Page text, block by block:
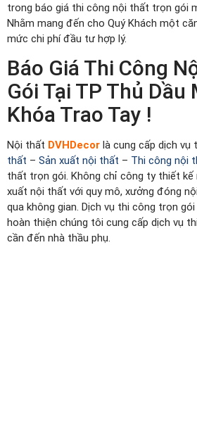
trong báo giá thi công nội thất trọn gói
Nhằm mang đến cho Quý Khách một
mức chi phí đầu tư hợp lý.
Báo Giá Thi Công
Gói Tại TP Thủ Dầu
Khóa Trao Tay !
Nội thất DVHDecor là cung cấp dịch vụ
thất – Sản xuất nội thất – Thi công nội
thất trọn gói. Không chỉ công ty thiết kế
xuất nội thất với quy mô, xưởng đóng
qua không gian. Dịch vụ thi công trọn
hoàn thiện chúng tôi cung cấp dịch vụ
cần đến nhà thầu phụ.